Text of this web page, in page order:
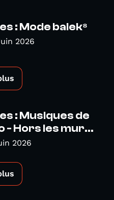
: Mode balek⁸
2026
: Musiques de
- Hors les mur...
2026